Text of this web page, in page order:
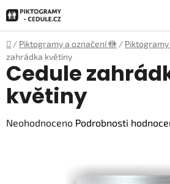
na
obsah
Domů
/ Piktogramy a označení 🚻 /
zahrádka květiny
Cedule
květiny
Průměrné
Neohodnoceno Podrobnosti